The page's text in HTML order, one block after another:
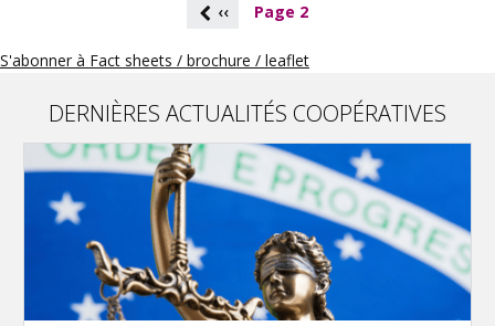
i
‹‹ Page 2
S'abonner à Fact sheets / brochure / leaflet
DERNIÈRES ACTUALITÉS COOPÉRATIVES